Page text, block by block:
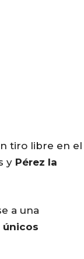
tiro libre en el
y Pérez la
a una
únicos